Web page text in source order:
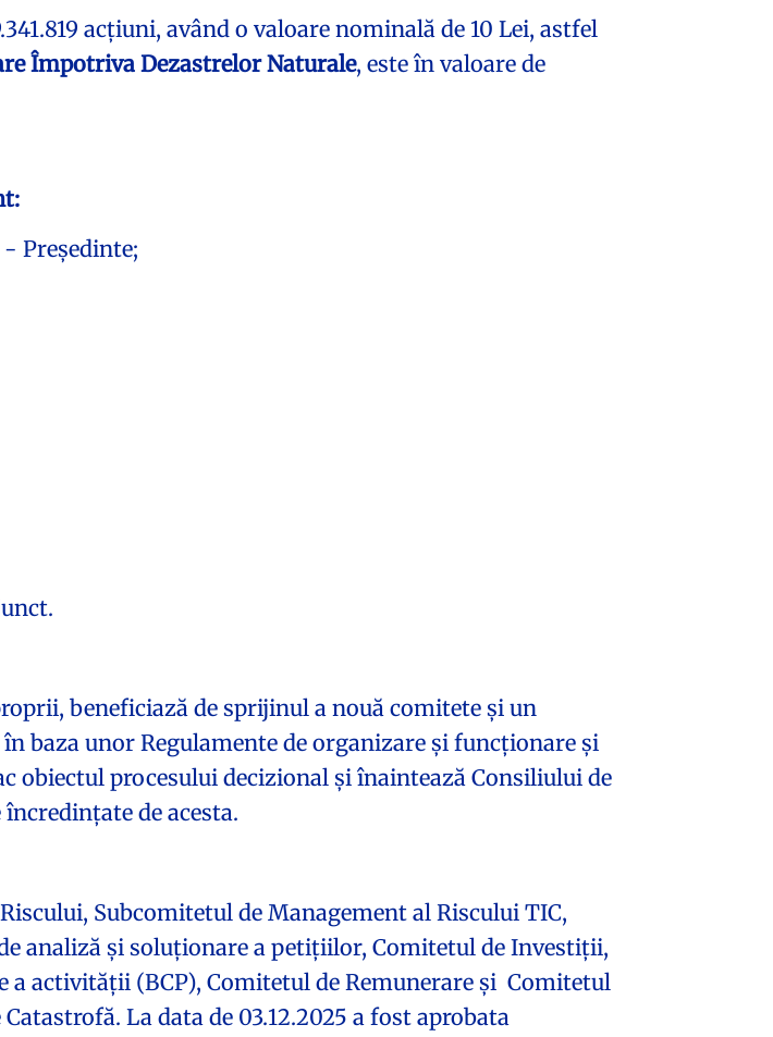
acțiuni, având o valoare nominală de 10 Lei, astfel
Împotriva Dezastrelor Naturale, este în valoare de
Președinte;
beneficiază de sprijinul a nouă comitete și un
baza unor Regulamente de organizare și funcționare și
obiectul procesului decizional și înaintează Consiliului de
de acesta.
Subcomitetul de Management al Riscului TIC,
analiză și soluționare a petițiilor, Comitetul de Investiții,
activității (BCP), Comitetul de Remunerare și Comitetul
La data de 03.12.2025 a fost aprobata